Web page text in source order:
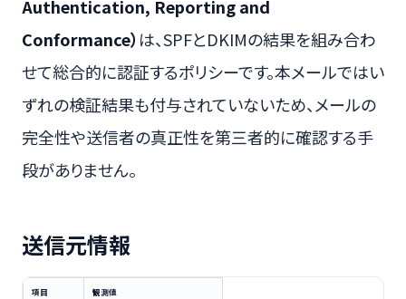
Authentication, Reporting and
Conformance） は、SPFとDKIMの結果を組み合わ
せて総合的に認証するポリシーです。本メールではい
ずれの検証結果も付与されていないため、メールの
完全性や送信者の真正性を第三者的に確認する手
段がありません。
送信元情報
項目 観測値